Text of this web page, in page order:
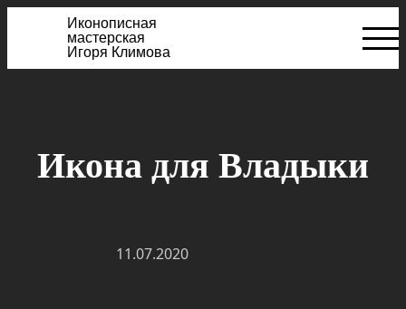
Иконописная
мастерская
Игоря Климова
Икона для Владыки
11.07.2020